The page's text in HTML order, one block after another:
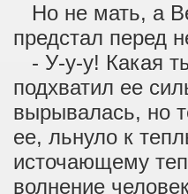
Но не мать, а
предстал перед
- У-у-у! Какая
подхватил ее
вырывалась, но
ее, льнуло к
источающему
волнение